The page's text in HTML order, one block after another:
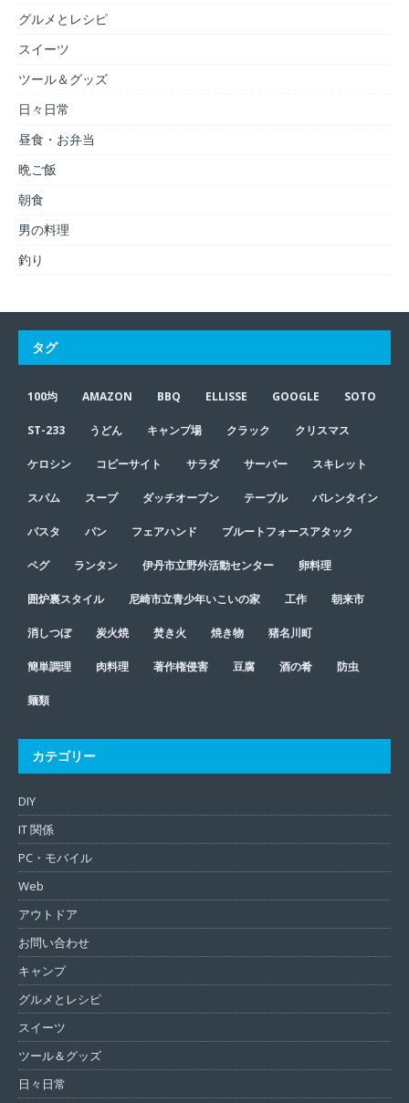
グルメとレシピ
スイーツ
ツール＆グッズ
日々日常
昼食・お弁当
晩ご飯
朝食
男の料理
釣り
タグ
100均 AMAZON BBQ ELLISSE GOOGLE SOTO
ST-233 うどん キャンプ場 クラック クリスマス
ケロシン コピーサイト サラダ サーバー スキレット
スパム スープ ダッチオーブン テーブル バレンタイン
パスタ パン フェアハンド ブルートフォースアタック
ペグ ランタン 伊丹市立野外活動センター 卵料理
囲炉裏スタイル 尼崎市立青少年いこいの家 工作 朝来市
消しつぼ 炭火焼 焚き火 焼き物 猪名川町
簡単調理 肉料理 著作権侵害 豆腐 酒の肴 防虫
麺類
カテゴリー
DIY
IT 関係
PC・モバイル
Web
アウトドア
お問い合わせ
キャンプ
グルメとレシピ
スイーツ
ツール＆グッズ
日々日常